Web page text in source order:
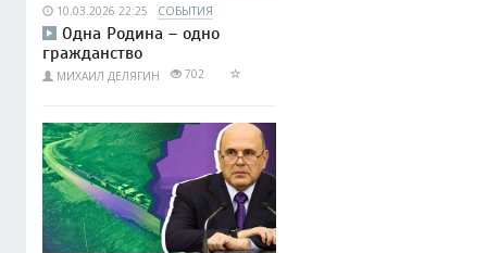
10.03.2026 22:25 СОБЫТИЯ
Одна Родина – одно
гражданство
МИХАИЛ ДЕЛЯГИН 702